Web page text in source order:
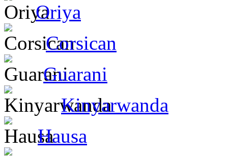
Oriya
Corsican
Guarani
Kinyarwanda
Hausa